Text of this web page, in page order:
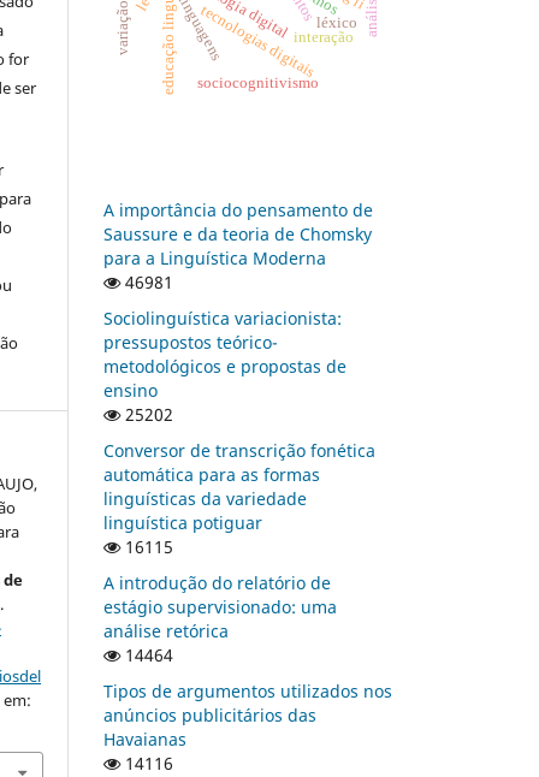
for
ser
em:
linguagens
educação linguística tecnologias digitaisinteração
sociocognitivismo
léxico
A importância do pensamento de
Saussure e da teoria de Chomsky
para a Linguística Moderna
46981
Sociolinguística variacionista:
pressupostos teórico-
metodológicos e propostas de
ensino
25202
Conversor de transcrição fonética
automática para as formas
linguísticas da variedade
linguística potiguar
16115
A introdução do relatório de
estágio supervisionado: uma
análise retórica
14464
Tipos de argumentos utilizados nos
anúncios publicitários das
Havaianas
14116